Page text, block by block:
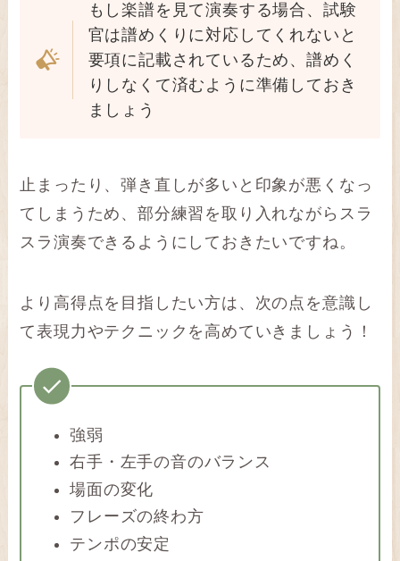
もし楽譜を見て演奏する場合、試験
官は譜めくりに対応してくれないと
要項に記載されているため、譜めく
りしなくて済むように準備しておき
ましょう
止まったり、弾き直しが多いと印象が悪くなっ
てしまうため、部分練習を取り入れながらスラ
スラ演奏できるようにしておきたいですね。
より高得点を目指したい方は、次の点を意識し
て表現力やテクニックを高めていきましょう！
強弱
右手・左手の音のバランス
場面の変化
フレーズの終わ方
テンポの安定